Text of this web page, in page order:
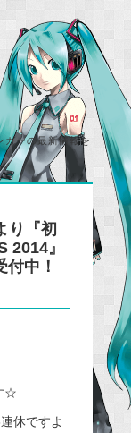
ガーの最新情報を
り『初
2014』
中！
☆
休ですよ